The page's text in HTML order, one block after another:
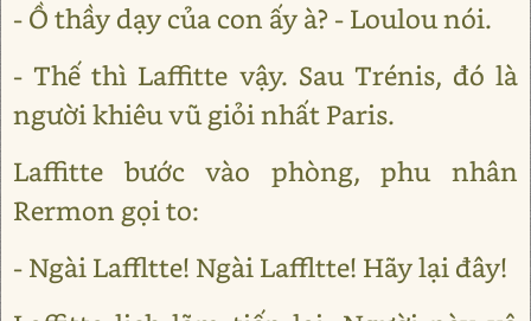
- Ồ thầy dạy của con ấy à? - Loulou nói.
- Thế thì Laffitte vậy. Sau Trénis, đó là
người khiêu vũ giỏi nhất Paris.
Laffitte bước vào phòng, phu nhân
Rermon gọi to:
- Ngài Laffltte! Ngài Laffltte! Hãy lại đây!